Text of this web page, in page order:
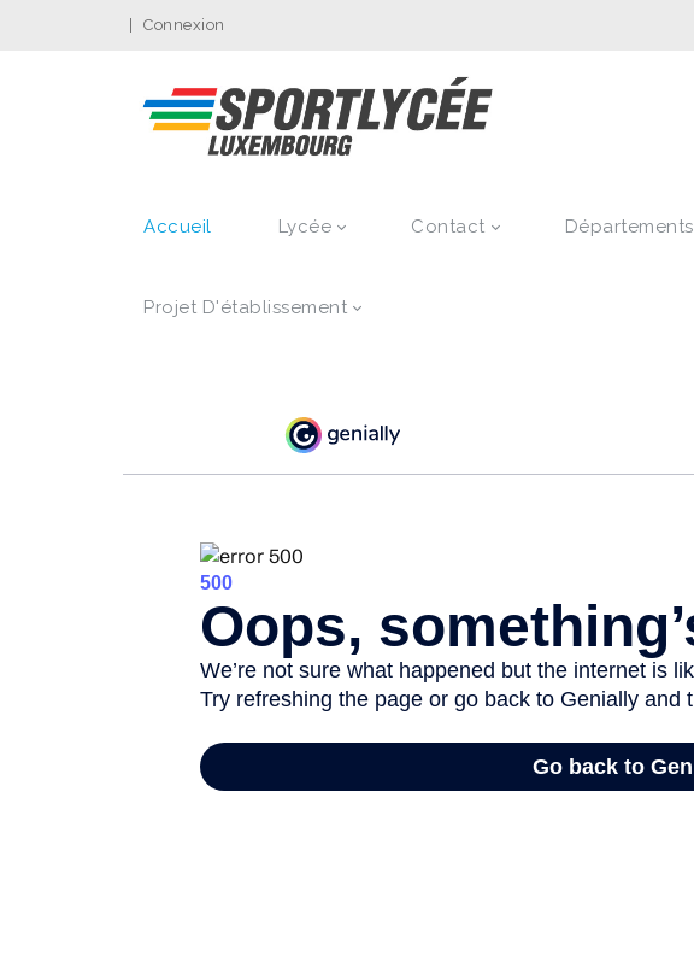
Connexion
Accueil Lycée Contact Départements
Projet D'établissement